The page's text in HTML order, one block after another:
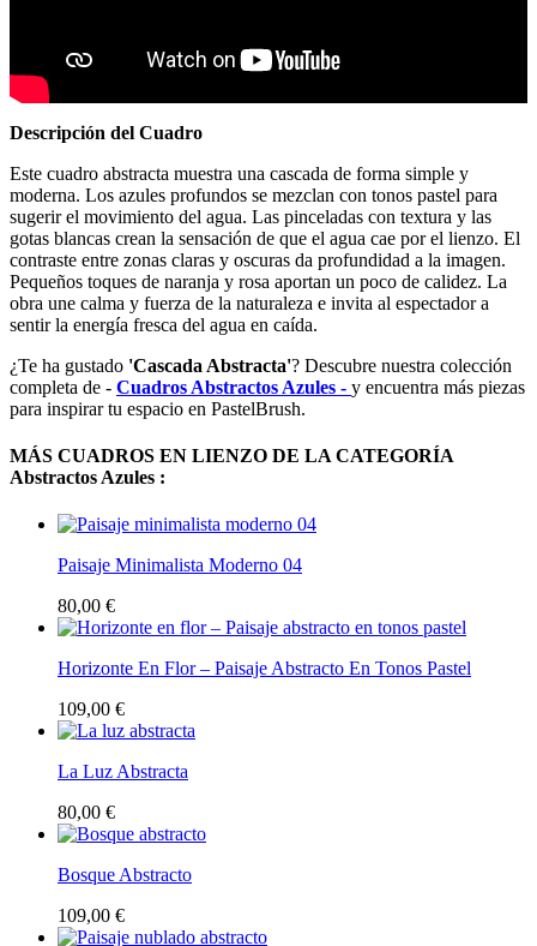
Descripción del Cuadro
Este cuadro abstracta muestra una cascada de forma simple y
moderna. Los azules profundos se mezclan con tonos pastel para
sugerir el movimiento del agua. Las pinceladas con textura y las
gotas blancas crean la sensación de que el agua cae por el lienzo. El
contraste entre zonas claras y oscuras da profundidad a la imagen.
Pequeños toques de naranja y rosa aportan un poco de calidez. La
obra une calma y fuerza de la naturaleza e invita al espectador a
sentir la energía fresca del agua en caída.
¿Te ha gustado 'Cascada Abstracta'? Descubre nuestra colección
completa de - Cuadros Abstractos Azules - y encuentra más piezas
para inspirar tu espacio en PastelBrush.
MÁS CUADROS EN LIENZO DE LA CATEGORÍA
Abstractos Azules :
Paisaje Minimalista Moderno 04
80,00 €
Horizonte En Flor – Paisaje Abstracto En Tonos Pastel
109,00 €
La Luz Abstracta
80,00 €
Bosque Abstracto
109,00 €